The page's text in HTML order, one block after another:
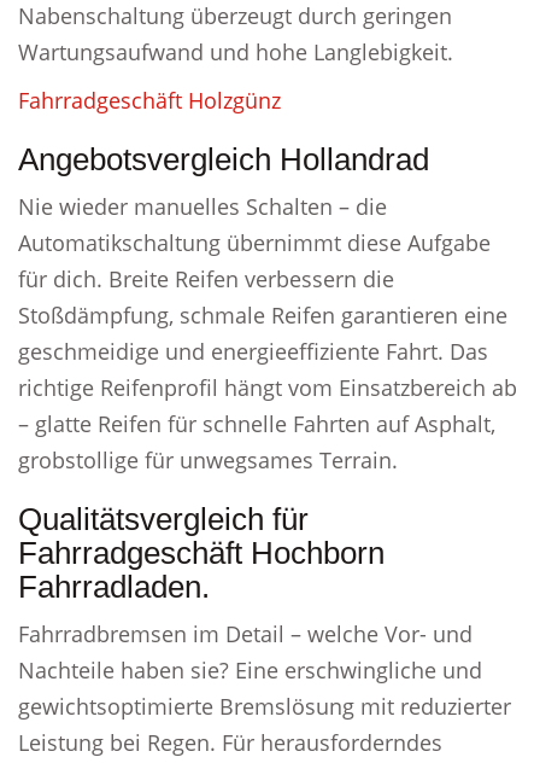
Nabenschaltung überzeugt durch geringen
Wartungsaufwand und hohe Langlebigkeit.
Fahrradgeschäft Holzgünz
Angebotsvergleich Hollandrad
Nie wieder manuelles Schalten – die
Automatikschaltung übernimmt diese Aufgabe
für dich. Breite Reifen verbessern die
Stoßdämpfung, schmale Reifen garantieren eine
geschmeidige und energieeffiziente Fahrt. Das
richtige Reifenprofil hängt vom Einsatzbereich ab
– glatte Reifen für schnelle Fahrten auf Asphalt,
grobstollige für unwegsames Terrain.
Qualitätsvergleich für
Fahrradgeschäft Hochborn
Fahrradladen.
Fahrradbremsen im Detail – welche Vor- und
Nachteile haben sie? Eine erschwingliche und
gewichtsoptimierte Bremslösung mit reduzierter
Leistung bei Regen. Für herausforderndes